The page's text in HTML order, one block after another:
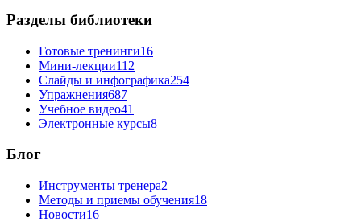
Разделы библиотеки
Готовые тренинги16
Мини-лекции112
Слайды и инфографика254
Упражнения687
Учебное видео41
Электронные курсы8
Блог
Инструменты тренера2
Методы и приемы обучения18
Новости16